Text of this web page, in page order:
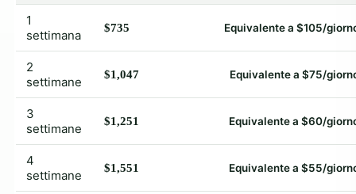
1
settimana
$735 Equivalente a $105/
2
settimane
$1,047 Equivalente a $75/
3
settimane
$1,251 Equivalente a $60/
4
settimane
$1,551 Equivalente a $55/